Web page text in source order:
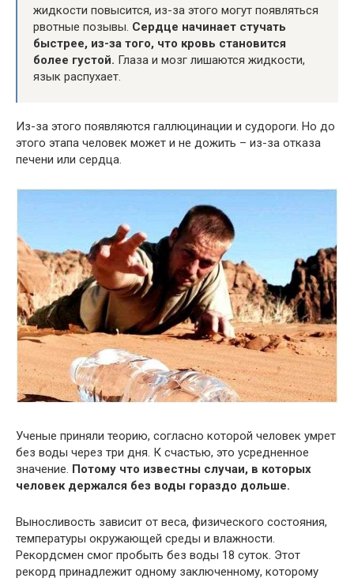
жидкости повысится, из-за этого могут появляться
рвотные позывы. Сердце начинает стучать
быстрее, из-за того, что кровь становится
более густой. Глаза и мозг лишаются жидкости,
язык распухает.
Из-за этого появляются галлюцинации и судороги. Но до
этого этапа человек может и не дожить – из-за отказа
печени или сердца.
Ученые приняли теорию, согласно которой человек умрет
без воды через три дня. К счастью, это усредненное
значение. Потому что известны случаи, в которых
человек держался без воды гораздо дольше.
Выносливость зависит от веса, физического состояния,
температуры окружающей среды и влажности.
Рекордсмен смог пробыть без воды 18 суток. Этот
рекорд принадлежит одному заключенному, которому